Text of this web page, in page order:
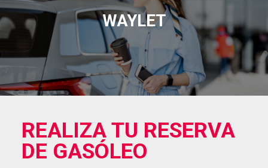
WAYLET
REALIZA TU RESERVA
DE GASÓLEO